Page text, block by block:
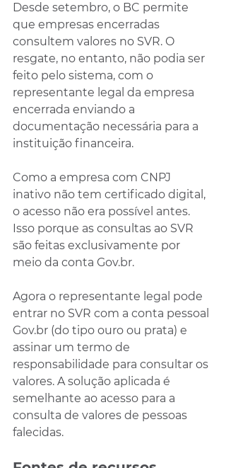
Desde setembro, o BC permite
que empresas encerradas
consultem valores no SVR. O
resgate, no entanto, não podia ser
feito pelo sistema, com o
representante legal da empresa
encerrada enviando a
documentação necessária para a
instituição financeira.
Como a empresa com CNPJ
inativo não tem certificado digital,
o acesso não era possível antes.
Isso porque as consultas ao SVR
são feitas exclusivamente por
meio da conta Gov.br.
Agora o representante legal pode
entrar no SVR com a conta pessoal
Gov.br (do tipo ouro ou prata) e
assinar um termo de
responsabilidade para consultar os
valores. A solução aplicada é
semelhante ao acesso para a
consulta de valores de pessoas
falecidas.